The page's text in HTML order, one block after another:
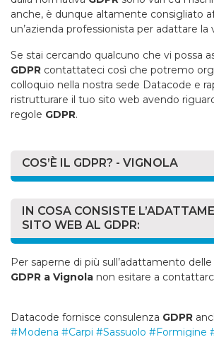
anche, è dunque altamente consigliato
un’azienda professionista per adattare la
Se stai cercando qualcuno che vi possa
GDPR contattateci così che potremo
colloquio nella nostra sede Datacode e
ristrutturare il tuo sito web avendo
regole GDPR.
COS’È IL GDPR? - VIGNOLA
solamente il "nome" più noto del
2016/679. IlGDPRdisciplina il
personali relativi alle persone nell'UE,
dire che le norme introdotte dalGDPR
chiarezza sul consenso del trattamento
le basi per nuovi diritti. Sicuramente
che possono interessare
IN COSA CONSISTE
SITO WEB AL GDPR:
Adeguare un sito alle norme GDPR
passaggi, e capire cosa va fatto di
banale, ecco dunque una piccola lista
regola le vostre pagine web (riguardo
Per saperne di più sull’adattamento
GDPR a Vignola non esitare a
Datacode fornisce consulenza GDPR
#Modena #Carpi #Sassuolo #Formigine